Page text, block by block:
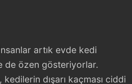
artık evde kedi
de özen gösteriyorlar.
dışarı kaçması ciddi